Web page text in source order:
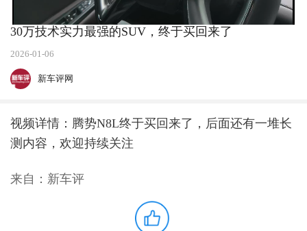
30万技术实力最强的SUV，终于买回来了
2026-01-06
新车评网
视频详情：腾势N8L终于买回来了，后面还有一堆长
测内容，欢迎持续关注
来自：新车评